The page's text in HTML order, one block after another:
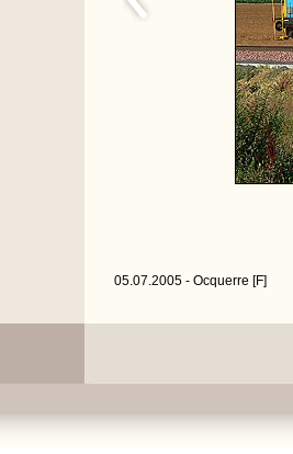
05.07.2005 - Ocquerre [F]